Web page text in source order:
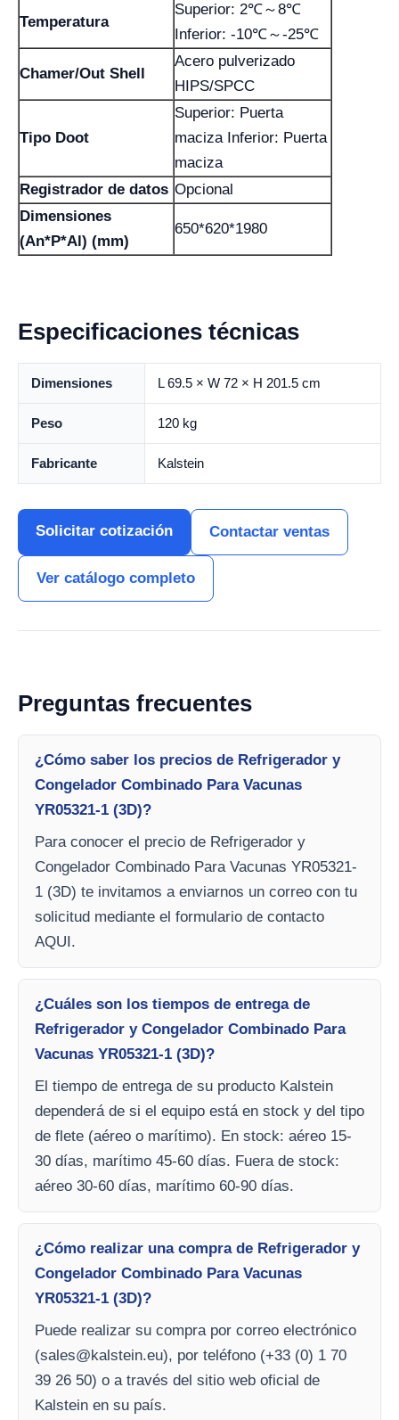
Temperatura
Superior: 2℃～8℃
Inferior: -10℃～-25℃
Chamer/Out Shell
Acero pulverizado
HIPS/SPCC
Tipo Doot
Superior: Puerta
maciza Inferior: Puerta
maciza
Registrador de datos Opcional
Dimensiones
(An*P*Al) (mm)
650*620*1980
Especificaciones técnicas
Dimensiones L 69.5 × W 72 × H 201.5 cm
Peso 120 kg
Fabricante Kalstein
Solicitar cotización Contactar ventas
Ver catálogo completo
Preguntas frecuentes
¿Cómo saber los precios de Refrigerador y
Congelador Combinado Para Vacunas
YR05321-1 (3D)?
Para conocer el precio de Refrigerador y
Congelador Combinado Para Vacunas YR05321-
1 (3D) te invitamos a enviarnos un correo con tu
solicitud mediante el formulario de contacto
AQUI.
¿Cuáles son los tiempos de entrega de
Refrigerador y Congelador Combinado Para
Vacunas YR05321-1 (3D)?
El tiempo de entrega de su producto Kalstein
dependerá de si el equipo está en stock y del tipo
de flete (aéreo o marítimo). En stock: aéreo 15-
30 días, marítimo 45-60 días. Fuera de stock:
aéreo 30-60 días, marítimo 60-90 días.
¿Cómo realizar una compra de Refrigerador y
Congelador Combinado Para Vacunas
YR05321-1 (3D)?
Puede realizar su compra por correo electrónico
(sales@kalstein.eu), por teléfono (+33 (0) 1 70
39 26 50) o a través del sitio web oficial de
Kalstein en su país.